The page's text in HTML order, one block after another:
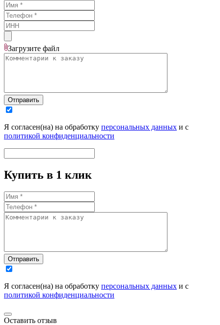
Загрузите файл
Отправить
Я согласен(на) на обработку персональных данных и с
политикой конфиденциальности
Купить в 1 клик
Отправить
Я согласен(на) на обработку персональных данных и с
политикой конфиденциальности
Оставить отзыв